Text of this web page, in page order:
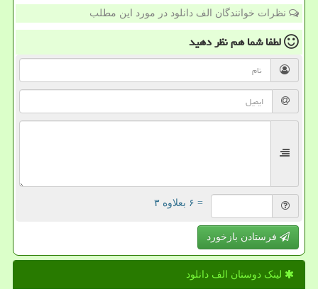
نظرات خوانندگان الف دانلود در مورد این مطلب
لطفا شما همنظر دهید
= ۶ بعلاوه ۳
فرستادن بازخورد
لینک دوستان الف دانلود